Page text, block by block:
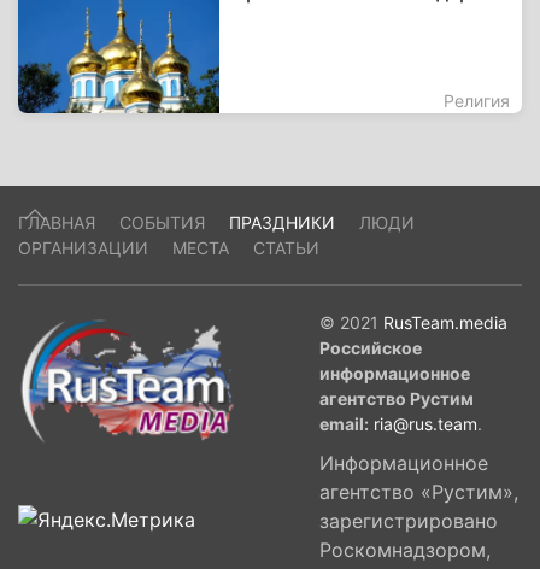
Религия
ГЛАВНАЯ СОБЫТИЯ ПРАЗДНИКИ
ЛЮДИ
ОРГАНИЗАЦИИ
МЕСТА СТАТЬИ
© 2021 RusTeam.media
Российское
информационное
агентство Рустим
email: ria@rus.team.
Информационное
агентство «Рустим»,
зарегистрировано
Роскомнадзором,